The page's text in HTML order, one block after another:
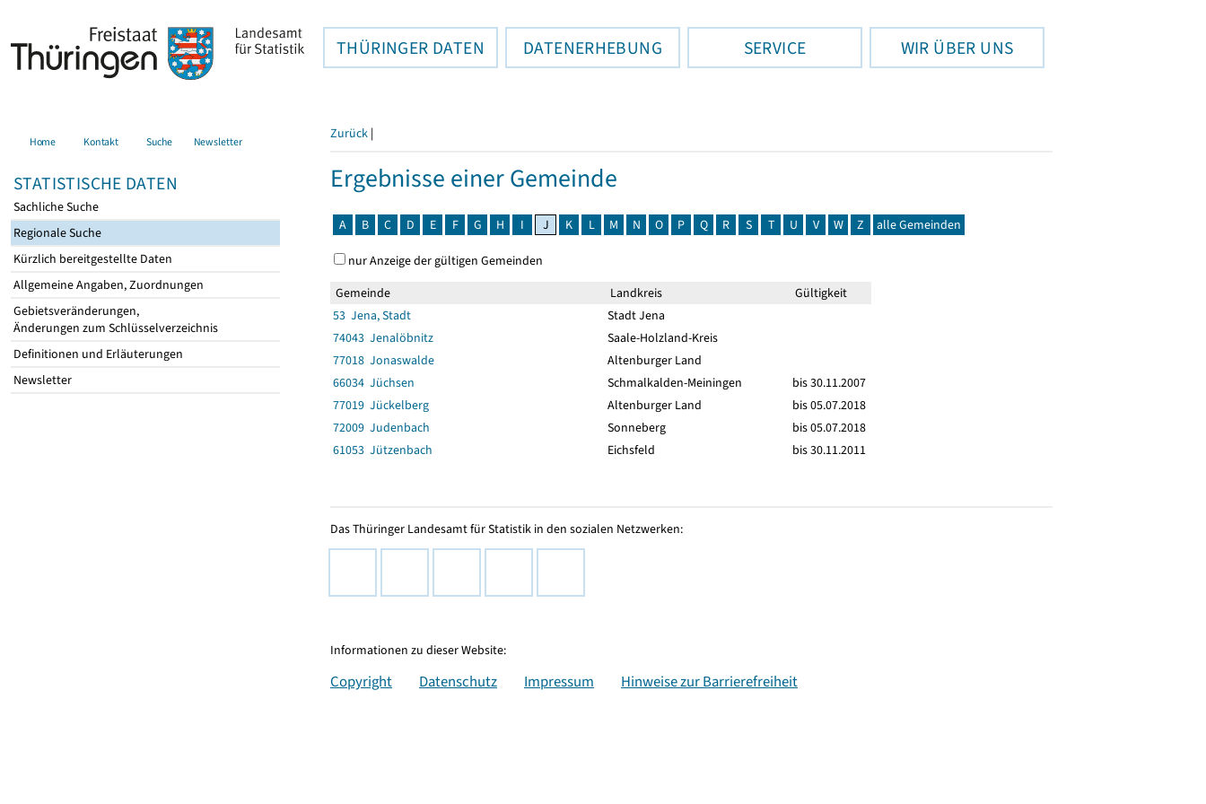
THÜRINGER DATEN DATENERHEBUNG SERVICE WIR ÜBER UNS
Home Kontakt Suche Newsletter
STATISTISCHE DATEN
Sachliche Suche
Regionale Suche
Kürzlich bereitgestellte Daten
Allgemeine Angaben, Zuordnungen
Gebietsveränderungen,
Änderungen zum Schlüsselverzeichnis
Definitionen und Erläuterungen
Newsletter
Zurück |
Ergebnisse einer Gemeinde
A B C D E F G H I J K L M N O P Q R S T U V W Z alle Gemeinden
nur Anzeige der gültigen Gemeinden
Gemeinde
Landkreis
Gültigkeit
53 Jena, Stadt
Stadt Jena
74043 Jenalöbnitz
Saale-Holzland-Kreis
77018 Jonaswalde
Altenburger Land
66034 Jüchsen
Schmalkalden-Meiningen
bis 30.11.2007
77019 Jückelberg
Altenburger Land
bis 05.07.2018
72009 Judenbach
Sonneberg
bis 05.07.2018
61053 Jützenbach
Eichsfeld bis 30.11.2011
Das Thüringer Landesamt für Statistik in den sozialen Netzwerken:
Informationen zu dieser Website:
Copyright Datenschutz Impressum Hinweise zur Barrierefreiheit